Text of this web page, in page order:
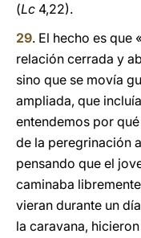
(Lc 4,22).
29. El hecho es que
relación cerrada y
sino que se movía
ampliada, que
entendemos por
de la peregrinación
pensando que el
caminaba
vieran durante un
la caravana,